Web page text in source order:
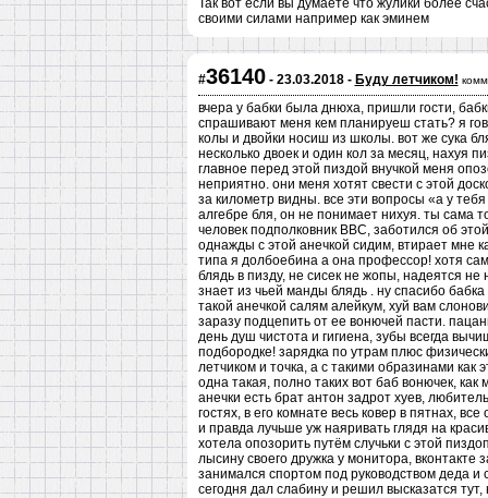
Так вот если вы думаете что жулики более
своими силами например как эминем
#36140- 23.03.2018 - Буду летчиком!
вчера у бабки была днюха, пришли гости,
спрашивают меня кем планируеш стать? я
колы и двойки носиш из школы. вот же сука
несколько двоек и один кол за месяц, нахуя
главное перед этой пиздой внучкой меня
неприятно. они меня хотят свести с этой
за километр видны. все эти вопросы «а у
алгебре бля, он не понимает нихуя. ты сама
человек подполковник ВВС, заботился об
однажды с этой анечкой сидим, втирает мне
типа я долбоебина а она профессор! хотя
блядь в пизду, не сисек не жопы, надеятся не
знает из чьей манды блядь . ну спасибо
такой анечкой салям алейкум, хуй вам
заразу подцепить от ее вонючей пасти.
день душ чистота и гигиена, зубы всегда
подбородке! зарядка по утрам плюс
летчиком и точка, а с такими образинами
одна такая, полно таких вот баб вонючек, как
анечки есть брат антон задрот хуев,
гостях, в его комнате весь ковер в пятнах,
и правда лучьше уж наяривать глядя на
хотела опозорить путём случьки с этой
лысину своего дружка у монитора, вконтакте
занимался спортом под руководством деда и
сегодня дал слабину и решил высказатся